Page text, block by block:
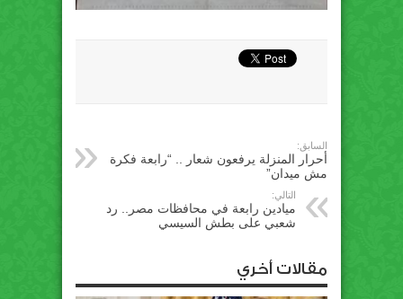
السابق:
أحرار المنزلة يرفعون شعار .. “رابعة فكرة
مش ميدان”
التالي:
ميادين رابعة في محافظات مصر.. رد
شعبي على بطش السيسي
مقالات أخري